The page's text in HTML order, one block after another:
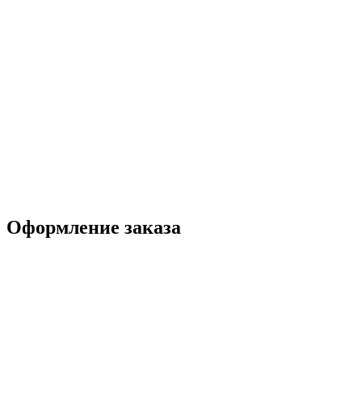
Оформление заказа